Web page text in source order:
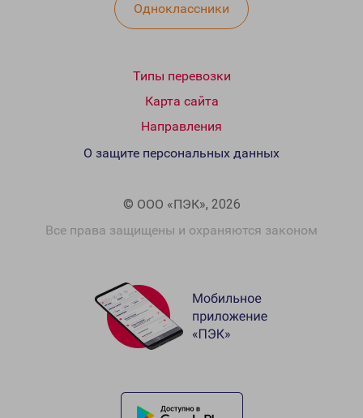
Одноклассники
Типы перевозки
Карта сайта
Направления
© ООО «ПЭК», 2026
Все права защищены и охраняются законом
О защите персональных данных